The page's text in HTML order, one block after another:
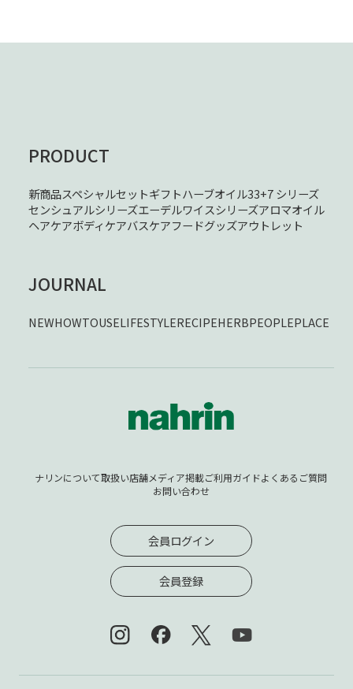
PRODUCT
新商品スペシャルセットギフトハーブオイル33+7 シリーズ
センシュアルシリーズエーデルワイスシリーズアロマオイル
ヘアケアボディケアバスケアフードグッズアウトレット
JOURNAL
NEWHOWTOUSELIFESTYLERECIPEHERBPEOPLEPLACE
ナリンについて取扱い店舗メディア掲載ご利用ガイドよくあるご質問
お問い合わせ
会員ログイン
会員登録